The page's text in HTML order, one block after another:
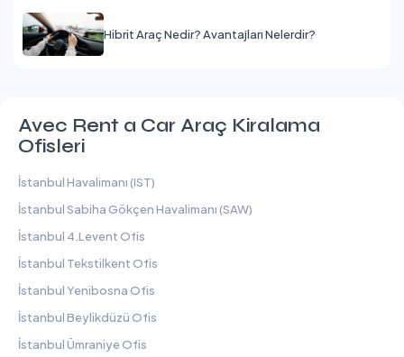
Hibrit Araç Nedir? Avantajları Nelerdir?
Avec Rent a Car Araç Kiralama
Ofisleri
İstanbul Havalimanı (IST)
İstanbul Sabiha Gökçen Havalimanı (SAW)
İstanbul 4.Levent Ofis
İstanbul Tekstilkent Ofis
İstanbul Yenibosna Ofis
İstanbul Beylikdüzü Ofis
İstanbul Ümraniye Ofis